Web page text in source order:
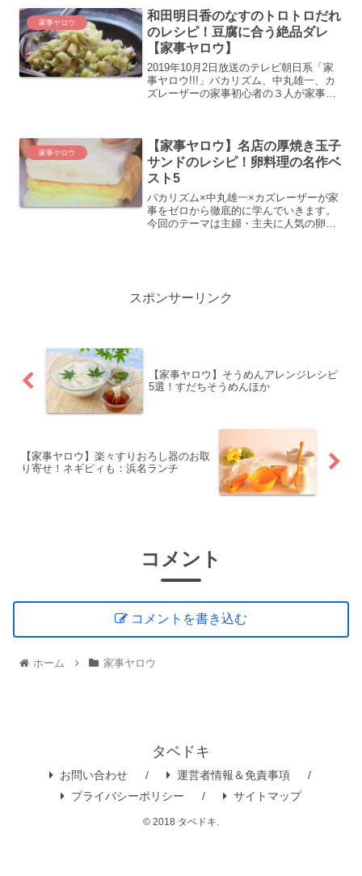
必見です。
家事ヤロウ
和田明日香のなすのトロトロだれ
のレシピ！豆腐に合う絶品ダレ
【家事ヤロウ】
2019年10月2日放送のテレビ朝日系「家
事ヤロウ!!!」バカリズム、中丸雄一、カ
ズレーザーの家事初心者の３人が家事を
合うタレ・パン...
家事ヤロウ
【家事ヤロウ】名店の厚焼き玉子
サンドのレシピ！卵料理の名作ベ
スト5
バカリズム×中丸雄一×カズレーザーが家
事をゼロから徹底的に学んでいきます。
今回のテーマは主婦・主夫に人気の卵料
スポンサーリンク
【家事ヤロウ】そうめんアレンジレシピ
5選！すだちそうめんほか
【家事ヤロウ】楽々すりおろし器のお取
り寄せ！ネギピィも：浜名ランチ
コメント
コメントを書き込む
ホーム 家事ヤロウ
タベドキ
お問い合わせ
運営者情報＆免責事項
プライバシーポリシー
サイトマップ
© 2018 タベドキ.